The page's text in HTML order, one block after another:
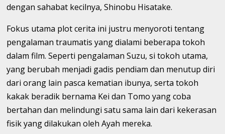
dengan sahabat kecilnya, Shinobu Hisatake.
Fokus utama plot cerita ini justru menyoroti tentang
pengalaman traumatis yang dialami beberapa tokoh
dalam film. Seperti pengalaman Suzu, si tokoh utama,
yang berubah menjadi gadis pendiam dan menutup diri
dari orang lain pasca kematian ibunya, serta tokoh
kakak beradik bernama Kei dan Tomo yang coba
bertahan dan melindungi satu sama lain dari kekerasan
fisik yang dilakukan oleh Ayah mereka.